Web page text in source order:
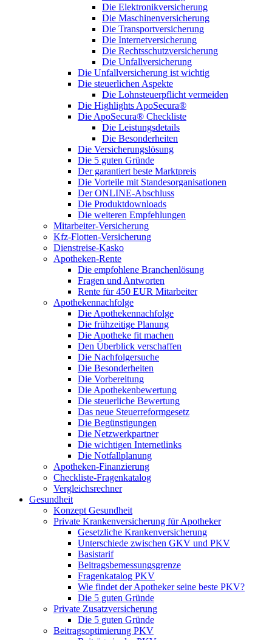
Die Elektronikversicherung
Die Maschinenversicherung
Die Transportversicherung
Die Internetversicherung
Die Rechtsschutzversicherung
Die Unfallversicherung
Die Unfallversicherung ist wichtig
Die steuerlichen Aspekte
Die Lohnsteuerpflicht vermeiden
Die Highlights ApoSecura®
Die ApoSecura® Checkliste
Die Leistungsdetails
Die Besonderheiten
Die Versicherungslösung
Die 5 guten Gründe
Der garantiert beste Marktpreis
Die Vorteile mit Standesorganisationen
Der ONLINE-Abschluss
Die Produktdownloads
Die weiteren Empfehlungen
Mitarbeiter-Versicherung
Kfz-Flotten-Versicherung
Dienstreise-Kasko
Apotheken-Rente
Die empfohlene Branchenlösung
Fragen und Antworten
Rente für 450 EUR Mitarbeiter
Apothekennachfolge
Die Apothekennachfolge
Die frühzeitige Planung
Die Apotheke fit machen
Den Überblick verschaffen
Die Nachfolgersuche
Die Besonderheiten
Die Vorbereitung
Die Apothekenbewertung
Die steuerliche Bewertung
Das neue Steuerreformgesetz
Die Begünstigungen
Die Netzwerkpartner
Die wichtigen Internetlinks
Die Notfallplanung
Apotheken-Finanzierung
Checkliste-Fragenkatalog
Vergleichsrechner
Gesundheit
Konzept Gesundheit
Private Krankenversicherung für Apotheker
Gesetzliche Krankenversicherung
Unterschiede zwischen GKV und PKV
Basistarif
Beitragsbemessungsgrenze
Fragenkatalog PKV
Wie findet der Apotheker seine beste PKV?
Die 5 guten Gründe
Private Zusatzversicherung
Die 5 guten Gründe
Beitragsoptimierung PKV